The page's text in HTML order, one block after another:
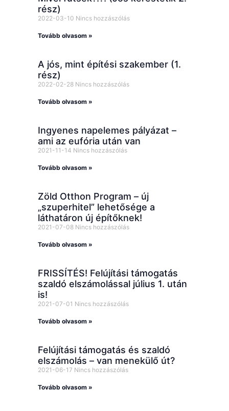
rész)
2022-03-10 Nincs hozzászólás
Tovább olvasom »
A jós, mint építési szakember (1.
rész)
2022-02-28 Nincs hozzászólás
Tovább olvasom »
Ingyenes napelemes pályázat –
ami az eufória után van
2021-11-14 Nincs hozzászólás
Tovább olvasom »
Zöld Otthon Program – új
„szuperhitel” lehetősége a
láthatáron új építőknek!
2021-07-08 Nincs hozzászólás
Tovább olvasom »
FRISSÍTÉS! Felújítási támogatás
szaldó elszámolással július 1. után
is!
2021-07-01 Nincs hozzászólás
Tovább olvasom »
Felújítási támogatás és szaldó
elszámolás – van menekülő út?
2021-06-17 Nincs hozzászólás
Tovább olvasom »